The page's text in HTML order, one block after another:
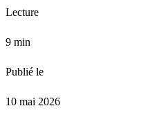
Lecture
9 min
Publié le
10 mai 2026